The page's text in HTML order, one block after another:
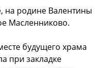
на родине Валентины
Масленниково.
будущего храма
при закладке